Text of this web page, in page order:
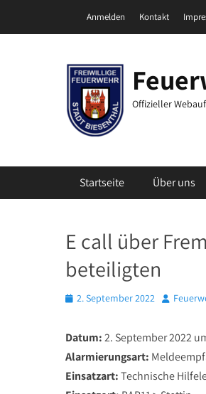
Header Top Menu
Anmelden Kontakt
Offizieller
Primäres Menü
Startseite Über uns
E call über
beteiligten
Posted
2. September 2022 Autor
Datum:2. September 2022
Alarmierungsart:
Einsatzart:Technische